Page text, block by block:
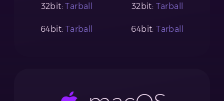
32bit:Tarball
64bit: Tarball
32bit: Tarball
64bit:Tarball